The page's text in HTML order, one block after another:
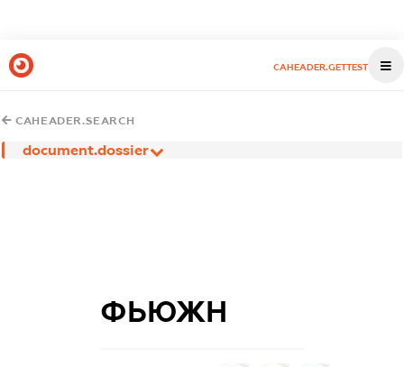
CAHEADER.GETTEST
CAHEADER.SEARCH
document.dossier
ФЬЮЖН